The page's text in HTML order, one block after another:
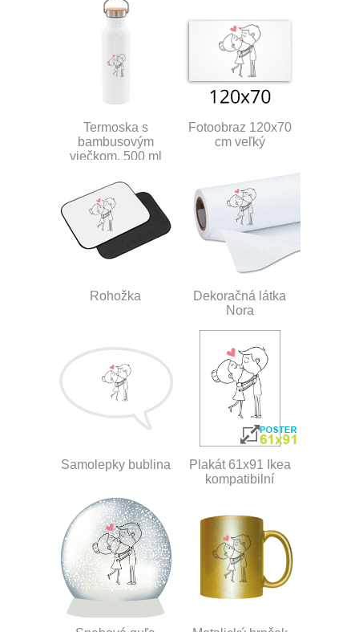
Termoska s
bambusovým
viečkom, 500 ml
Fotoobraz 120x70
cm veľký
Rohožka
Dekoračná látka
Nora
Samolepky bublina
Plakát 61x91 Ikea
kompatibilní